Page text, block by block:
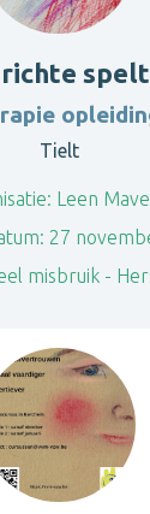
Tielt
Leen
27
misbruik -